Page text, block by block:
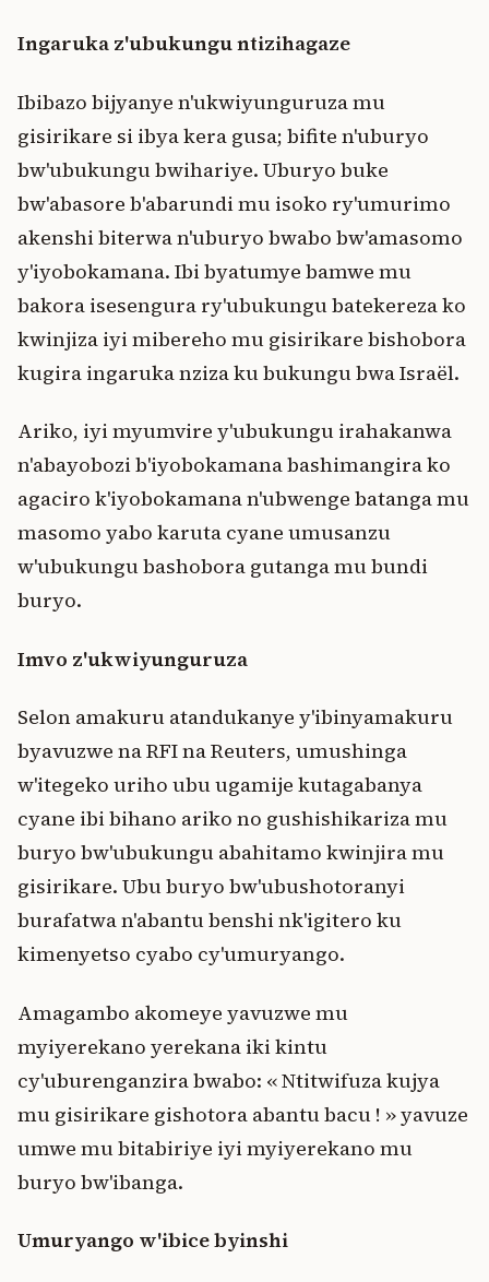
Ingaruka z'ubukungu ntizihagaze
Ibibazo bijyanye n'ukwiyunguruza mu
gisirikare si ibya kera gusa; bifite n'uburyo
bw'ubukungu bwihariye. Uburyo buke
bw'abasore b'abarundi mu isoko ry'umurimo
akenshi biterwa n'uburyo bwabo bw'amasomo
y'iyobokamana. Ibi byatumye bamwe mu
bakora isesengura ry'ubukungu batekereza ko
kwinjiza iyi mibereho mu gisirikare bishobora
kugira ingaruka nziza ku bukungu bwa Israël.
Ariko, iyi myumvire y'ubukungu irahakanwa
n'abayobozi b'iyobokamana bashimangira ko
agaciro k'iyobokamana n'ubwenge batanga mu
masomo yabo karuta cyane umusanzu
w'ubukungu bashobora gutanga mu bundi
buryo.
Imvo z'ukwiyunguruza
Selon amakuru atandukanye y'ibinyamakuru
byavuzwe na RFI na Reuters, umushinga
w'itegeko uriho ubu ugamije kutagabanya
cyane ibi bihano ariko no gushishikariza mu
buryo bw'ubukungu abahitamo kwinjira mu
gisirikare. Ubu buryo bw'ubushotoranyi
burafatwa n'abantu benshi nk'igitero ku
kimenyetso cyabo cy'umuryango.
Amagambo akomeye yavuzwe mu
myiyerekano yerekana iki kintu
cy'uburenganzira bwabo: « Ntitwifuza kujya
mu gisirikare gishotora abantu bacu ! » yavuze
umwe mu bitabiriye iyi myiyerekano mu
buryo bw'ibanga.
Umuryango w'ibice byinshi